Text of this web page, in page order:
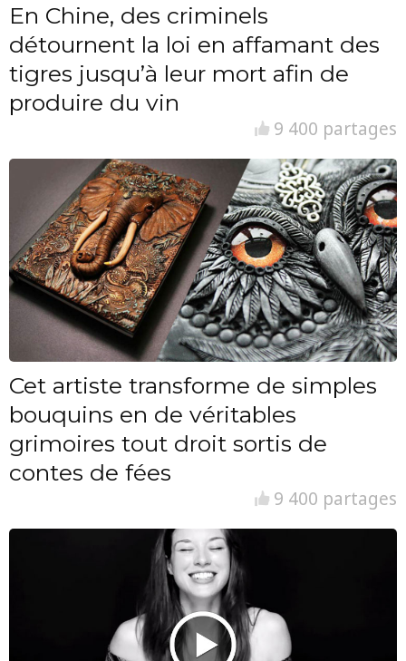
En Chine, des criminels
détournent la loi en affamant des
tigres jusqu’à leur mort afin de
produire du vin
9 400 partages
Cet artiste transforme de simples
bouquins en de véritables
grimoires tout droit sortis de
contes de fées
9 400 partages